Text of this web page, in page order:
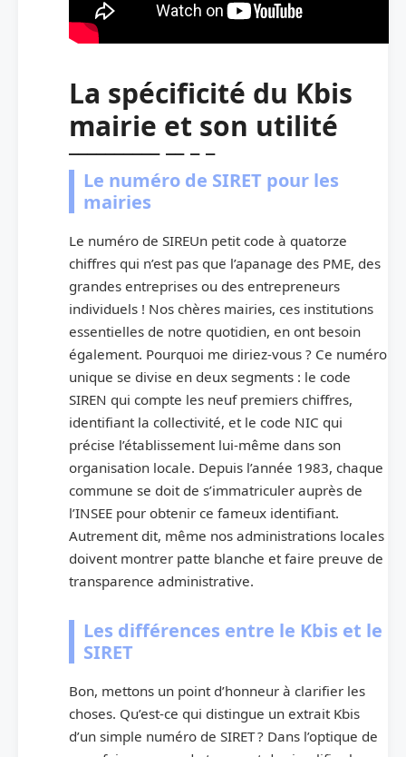
La spécificité du Kbis
mairie et son utilité
Le numéro de SIRET pour les
mairies
Le numéro de SIREUn petit code à quatorze
chiffres qui n’est pas que l’apanage des PME, des
grandes entreprises ou des entrepreneurs
individuels ! Nos chères mairies, ces institutions
essentielles de notre quotidien, en ont besoin
également. Pourquoi me diriez-vous ? Ce numéro
unique se divise en deux segments : le code
SIREN qui compte les neuf premiers chiffres,
identifiant la collectivité, et le code NIC qui
précise l’établissement lui-même dans son
organisation locale. Depuis l’année 1983, chaque
commune se doit de s’immatriculer auprès de
l’INSEE pour obtenir ce fameux identifiant.
Autrement dit, même nos administrations locales
doivent montrer patte blanche et faire preuve de
transparence administrative.
Les différences entre le Kbis et le
SIRET
Bon, mettons un point d’honneur à clarifier les
choses. Qu’est-ce qui distingue un extrait Kbis
d’un simple numéro de SIRET ? Dans l’optique de